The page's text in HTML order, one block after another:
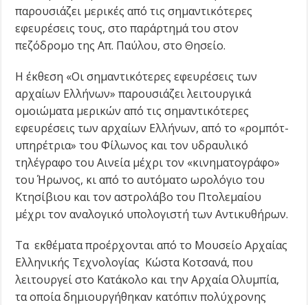
παρουσιάζει μερικές από τις σημαντικότερες
εφευρέσεις τους, στο παράρτημά του στον
πεζόδρομο της Απ. Παύλου, στο Θησείο.
Η έκθεση «Οι σημαντικότερες εφευρέσεις των
αρχαίων Ελλήνων» παρουσιάζει λειτουργικά
ομοιώματα μερικών από τις σημαντικότερες
εφευρέσεις των αρχαίων Ελλήνων, από το «ρομπότ-
υπηρέτρια» του Φίλωνος και τον υδραυλικό
τηλέγραφο του Αινεία μέχρι τον «κινηματογράφο»
του Ήρωνος, κι από το αυτόματο ωρολόγιο του
Κτησίβιου και τον αστρολάβο του Πτολεμαίου
μέχρι τον αναλογικό υπολογιστή των Αντικυθήρων.
Τα εκθέματα προέρχονται από το Μουσείο Αρχαίας
Ελληνικής Τεχνολογίας Κώστα Κοτσανά, που
λειτουργεί στο Κατάκολο και την Αρχαία Ολυμπία,
τα οποία δημιουργήθηκαν κατόπιν πολύχρονης